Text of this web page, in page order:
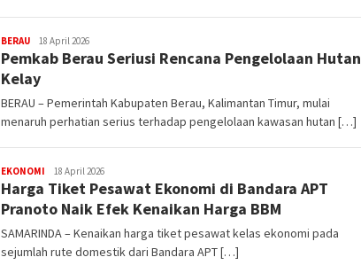
BERAUeditoredaksi
18 April 2026
Pemkab Berau Seriusi Rencana Pengelolaan Hutan
Kelay
BERAU – Pemerintah Kabupaten Berau, Kalimantan Timur, mulai
menaruh perhatian serius terhadap pengelolaan kawasan hutan […]
EKONOMI editoredaksi
18 April 2026
Harga Tiket Pesawat Ekonomi di Bandara APT
Pranoto Naik Efek Kenaikan Harga BBM
SAMARINDA – Kenaikan harga tiket pesawat kelas ekonomi pada
sejumlah rute domestik dari Bandara APT […]